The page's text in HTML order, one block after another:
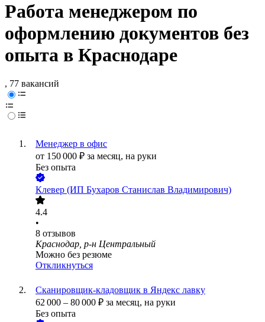
Работа менеджером по
оформлению документов без
опыта в Краснодаре
, 77 вакансий
Менеджер в офис
от 150 000 ₽ за месяц, на руки
Без опыта
Клевер (ИП Бухаров Станислав Владимирович)
4.4
•
8 отзывов
Краснодар, р-н Центральный
Можно без резюме
Откликнуться
Сканировщик-кладовщик в Яндекс лавку
62 000 – 80 000 ₽ за месяц, на руки
Без опыта